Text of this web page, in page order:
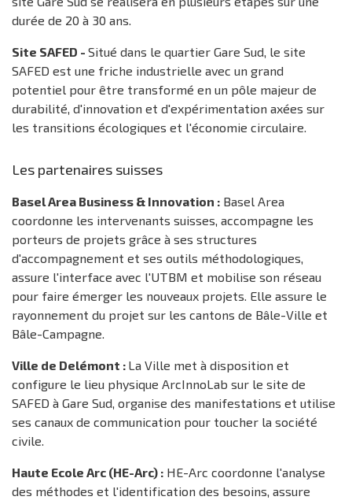
durée de 20 à 30 ans.
Site SAFED - Situé dans le quartier Gare Sud, le site
SAFED est une friche industrielle avec un grand
potentiel pour être transformé en un pôle majeur de
durabilité, d'innovation et d'expérimentation axées sur
les transitions écologiques et l'économie circulaire.
Les partenaires suisses
Basel Area Business & Innovation : Basel Area
coordonne les intervenants suisses, accompagne les
porteurs de projets grâce à ses structures
d'accompagnement et ses outils méthodologiques,
assure l'interface avec l'UTBM et mobilise son réseau
pour faire émerger les nouveaux projets. Elle assure le
rayonnement du projet sur les cantons de Bâle-Ville et
Bâle-Campagne.
Ville de Delémont : La Ville met à disposition et
configure le lieu physique ArcInnoLab sur le site de
SAFED à Gare Sud, organise des manifestations et utilise
ses canaux de communication pour toucher la société
civile.
Haute Ecole Arc (HE-Arc) : HE-Arc coordonne l'analyse
des méthodes et l'identification des besoins, assure